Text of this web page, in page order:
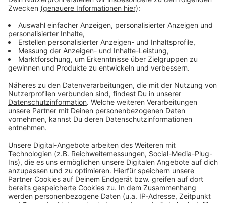
Wir verwenden einen Service eines
einzubetten. Dieser Service kann
Daten zu Ihren Aktivitäten
sammeln. Bitte lesen Sie die
Details durch und stimmen Sie der
Video anzusehen.
Mehr Informationen
powered byUsercentrics Consent
Management Platform
Sia and David Guetta - Floating Through Space
(Official)
Anzeige